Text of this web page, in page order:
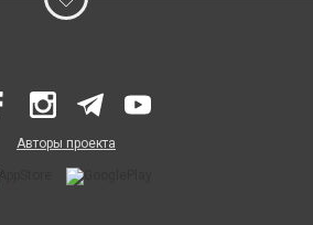
Авторы проекта